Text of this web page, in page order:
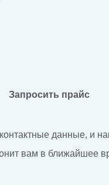
Запросить прайс
данные, и
вам в ближайшее